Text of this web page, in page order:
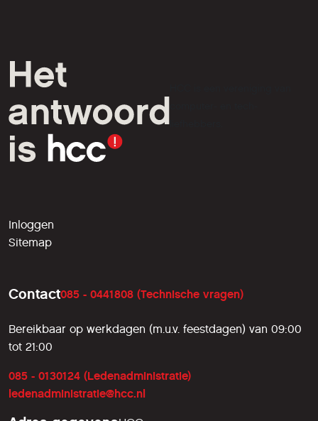
liefhebbers.
Inloggen
Sitemap
Contact085 - 0441808 (Technische vragen)
Bereikbaar op werkdagen (m.u.v. feestdagen) van 09:00
tot 21:00
085 - 0130124 (Ledenadministratie)
ledenadministratie@hcc.nl